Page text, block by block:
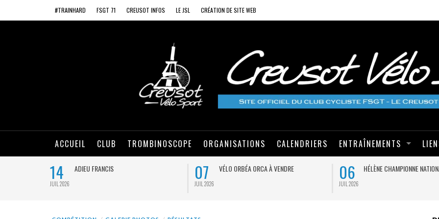
#TRAINHARD FSGT 71 CREUSOT INFOS LE JSL CRÉATION DE SITE WEB
ACCUEIL CLUB TROMBINOSCOPE ORGANISATIONS CALENDRIERS ENTRAÎNEMENTS
14
JUIL 2026
ADIEU FRANCIS 07
JUIL 2026
VÉLO ORBÉA ORCA À VENDRE 06
JUIL 2026
HÉLÈNE CHAMPIONNE